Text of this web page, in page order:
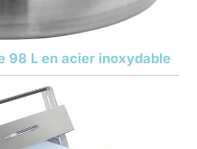
98 L en acier inoxydable